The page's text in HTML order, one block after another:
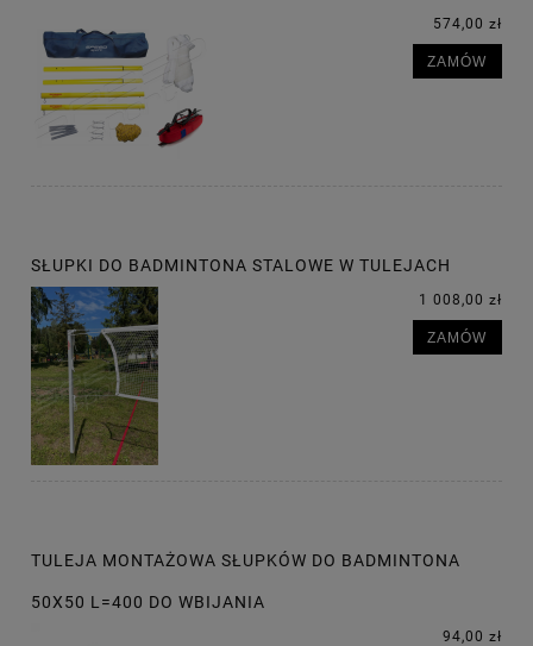
574,00 zł
ZAMÓW
SŁUPKI DO BADMINTONA STALOWE W TULEJACH
1 008,00 zł
ZAMÓW
TULEJA MONTAŻOWA SŁUPKÓW DO BADMINTONA
50X50 L=400 DO WBIJANIA
94,00 zł